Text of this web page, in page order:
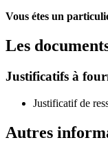
Vous étes un
Les
Justificatifs à
Justificatif de
Autres